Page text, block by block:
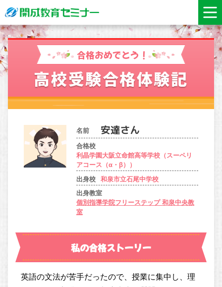
合格おめでとう！
高校受験合格体験記
名前
合格校
利晶学園大阪立命館高等学校（スーペリ
アコース（α・β））
出身校
和泉市立石尾中学校
出身教室
個別指導学院フリーステップ 和泉中央教
室
私の合格ストーリー
英語の文法が苦手だったので、授業に集中し、理